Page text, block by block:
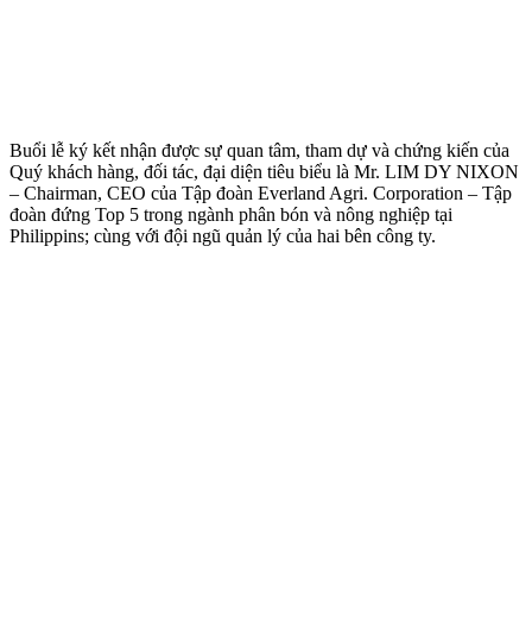
Buổi lễ ký kết nhận được sự quan tâm, tham dự và chứng kiến của
Quý khách hàng, đối tác, đại diện tiêu biểu là Mr. LIM DY NIXON
– Chairman, CEO của Tập đoàn Everland Agri. Corporation – Tập
đoàn đứng Top 5 trong ngành phân bón và nông nghiệp tại
Philippins; cùng với đội ngũ quản lý của hai bên công ty.